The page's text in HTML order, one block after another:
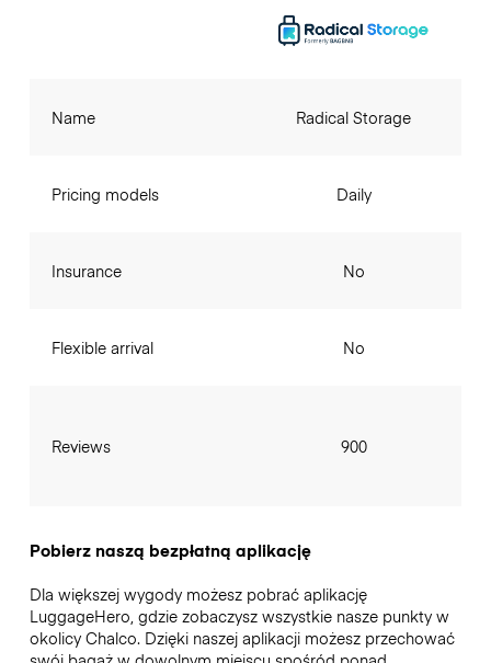
Name
Pricing models
Insurance
Flexible arrival
Reviews
Radical Storage
Daily
No
No
900
Pobierz naszą bezpłatną aplikację
Dla większej wygody możesz pobrać aplikację
LuggageHero, gdzie zobaczysz wszystkie nasze punkty w
okolicy Chalco. Dzięki naszej aplikacji możesz przechować